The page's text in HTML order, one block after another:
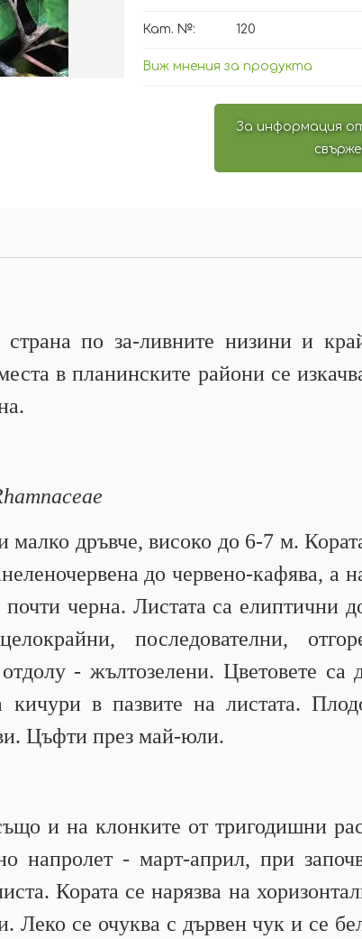
Кат. №: 120
Виж мнения за продукта
За информация
по за-ливните низини и
в планинските райони се
малко дръвче, високо до 6-7 м.
до червено-кафява, а
черна. Листата са елиптични
последователни,
- жълтозелени. Цветовете са
кичури в пазвите на листата.
Цъфти през май-юли.
и на клонките от тригодишни
напролет - март-април, при
Кората се нарязва на
Леко се очуква с дървен чук и се